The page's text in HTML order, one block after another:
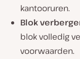
kantooruren.
Blok
blok volledig
voorwaarden.